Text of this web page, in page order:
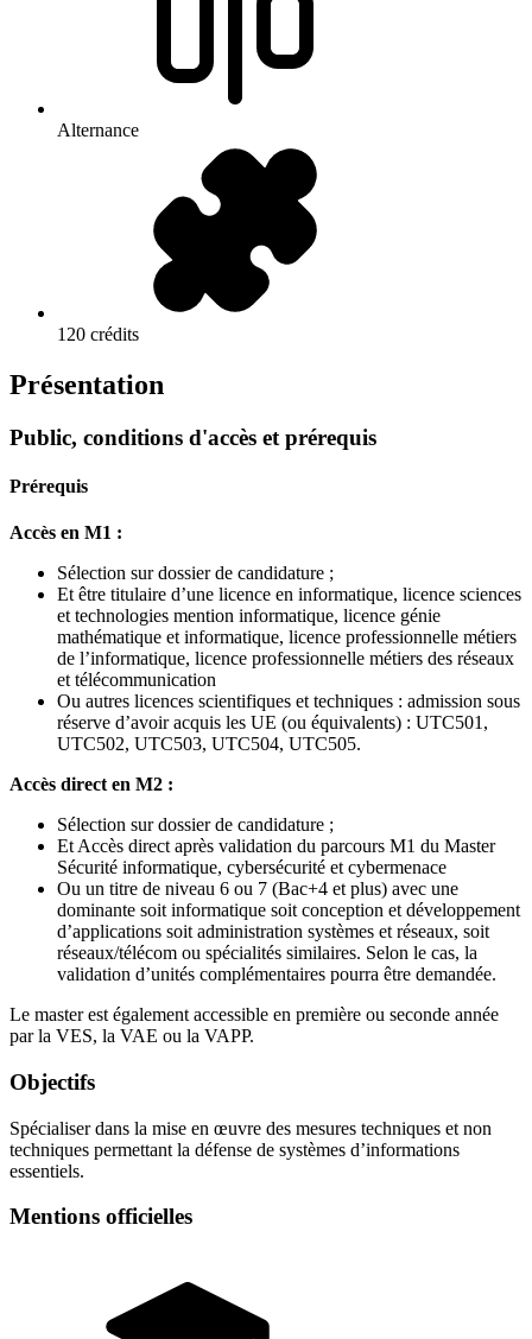
Alternance
120 crédits
Présentation
Public, conditions d'accès et prérequis
Prérequis
Accès en M1 :
Sélection sur dossier de candidature ;
Et être titulaire d’une licence en informatique, licence sciences
et technologies mention informatique, licence génie
mathématique et informatique, licence professionnelle métiers
de l’informatique, licence professionnelle métiers des réseaux
et télécommunication
Ou autres licences scientifiques et techniques : admission sous
réserve d’avoir acquis les UE (ou équivalents) : UTC501,
UTC502, UTC503, UTC504, UTC505.
Accès direct en M2 :
Sélection sur dossier de candidature ;
Et Accès direct après validation du parcours M1 du Master
Sécurité informatique, cybersécurité et cybermenace
Ou un titre de niveau 6 ou 7 (Bac+4 et plus) avec une
dominante soit informatique soit conception et développement
d’applications soit administration systèmes et réseaux, soit
réseaux/télécom ou spécialités similaires. Selon le cas, la
validation d’unités complémentaires pourra être demandée.
Le master est également accessible en première ou seconde année
par la VES, la VAE ou la VAPP.
Objectifs
Spécialiser dans la mise en œuvre des mesures techniques et non
techniques permettant la défense de systèmes d’informations
essentiels.
Mentions officielles